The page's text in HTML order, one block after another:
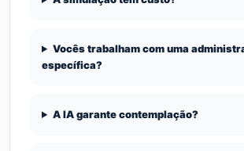
Vocês trabalham com uma
específica?
A IA garante contemplação?